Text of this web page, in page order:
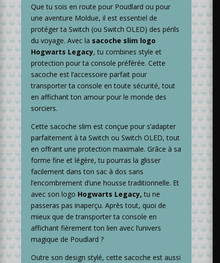
Que tu sois en route pour Poudlard ou pour
une aventure Moldue, il est essentiel de
protéger ta Switch (ou Switch OLED) des périls
du voyage. Avec la sacoche slim logo
Hogwarts Legacy, tu combines style et
protection pour ta console préférée. Cette
sacoche est l’accessoire parfait pour
transporter ta console en toute sécurité, tout
en affichant ton amour pour le monde des
sorciers.
Cette sacoche slim est conçue pour s’adapter
parfaitement à ta Switch ou Switch OLED, tout
en offrant une protection maximale. Grâce à sa
forme fine et légère, tu pourras la glisser
facilement dans ton sac à dos sans
l’encombrement d’une housse traditionnelle. Et
avec son logo Hogwarts Legacy, tu ne
passeras pas inaperçu. Après tout, quoi de
mieux que de transporter ta console en
affichant fièrement ton lien avec l’univers
magique de Poudlard ?
Outre son design stylé, cette sacoche est aussi